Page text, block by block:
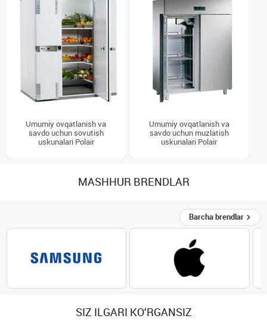
Umumiy ovqatlanish va
savdo uchun sovutish
uskunalari Polair
Umumiy ovqatlanish va
savdo uchun muzlatish
uskunalari Polair
MASHHUR BRENDLAR
Barcha brendlar
SIZ ILGARI KO‘RGANSIZ